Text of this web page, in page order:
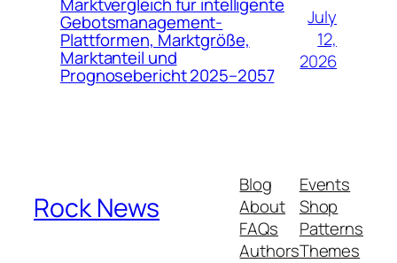
Gebotsmanagement-
Plattformen, Marktgröße,
Marktanteil und
Prognosebericht 2025–2057
July
12,
2026
Rock News
Blog
About
FAQs
Authors
Events
Shop
Patterns
Themes